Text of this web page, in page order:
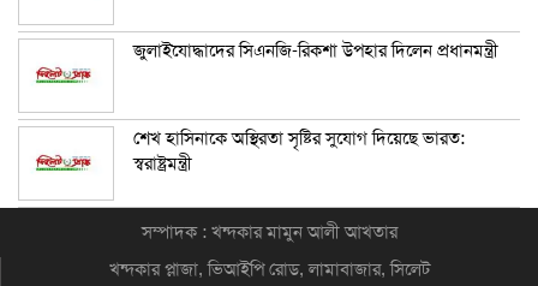
জুলাইযোদ্ধাদের সিএনজি-রিকশা উপহার দিলেন প্রধানমন্ত্রী
শেখ হাসিনাকে অস্থিরতা সৃষ্টির সুযোগ দিয়েছে ভারত:
স্বরাষ্ট্রমন্ত্রী
সম্পাদক : খন্দকার মামুন আলী আখতার
খন্দকার প্লাজা, ভিআইপি রোড, লামাবাজার, সিলেট